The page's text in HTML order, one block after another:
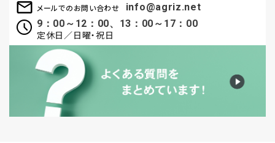
メールでのお問い合わせ
info@agriz.net
9：00～12：00、13：00～17：00
定休日／日曜・祝日